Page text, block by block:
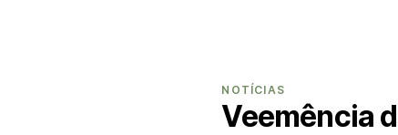
NOTÍCIAS
Veemência